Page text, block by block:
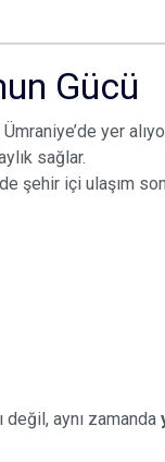
Gücü
yer
sağlar.
şehir içi ulaşım
aynı zamanda